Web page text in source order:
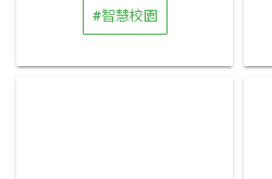
#智慧校園